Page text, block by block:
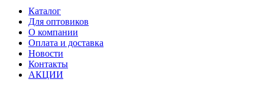
Каталог
Для оптовиков
О компании
Оплата и доставка
Новости
Контакты
АКЦИИ